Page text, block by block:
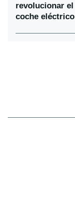
revolucionar el
coche eléctrico